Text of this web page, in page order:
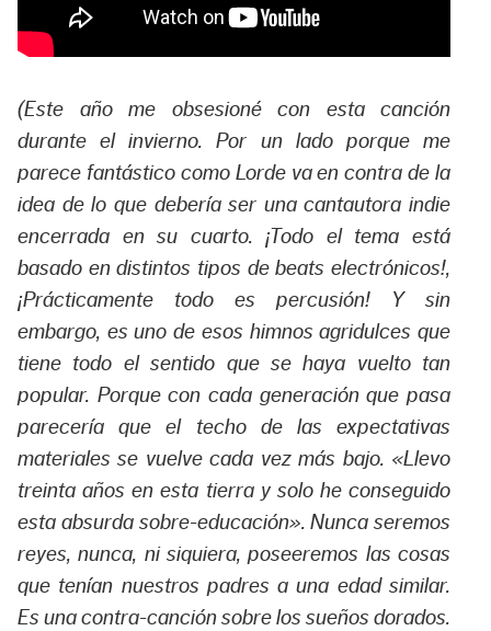
(Este año me obsesioné con esta canción
durante el invierno. Por un lado porque me
parece fantástico como Lorde va en contra de la
idea de lo que debería ser una cantautora indie
encerrada en su cuarto. ¡Todo el tema está
basado en distintos tipos de beats electrónicos!,
¡Prácticamente todo es percusión! Y sin
embargo, es uno de esos himnos agridulces que
tiene todo el sentido que se haya vuelto tan
popular. Porque con cada generación que pasa
parecería que el techo de las expectativas
materiales se vuelve cada vez más bajo. «Llevo
treinta años en esta tierra y solo he conseguido
esta absurda sobre-educación». Nunca seremos
reyes, nunca, ni siquiera, poseeremos las cosas
que tenían nuestros padres a una edad similar.
Es una contra-canción sobre los sueños dorados.